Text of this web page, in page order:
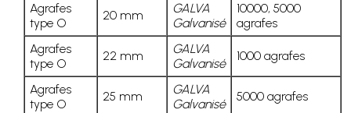
Agrafes
type O
20 mm
GALVA
Galvanisé
10000, 5000
agrafes
Agrafes
type O
22 mm
GALVA
Galvanisé
1000 agrafes
Agrafes
type O
25 mm
GALVA
Galvanisé
5000 agrafes